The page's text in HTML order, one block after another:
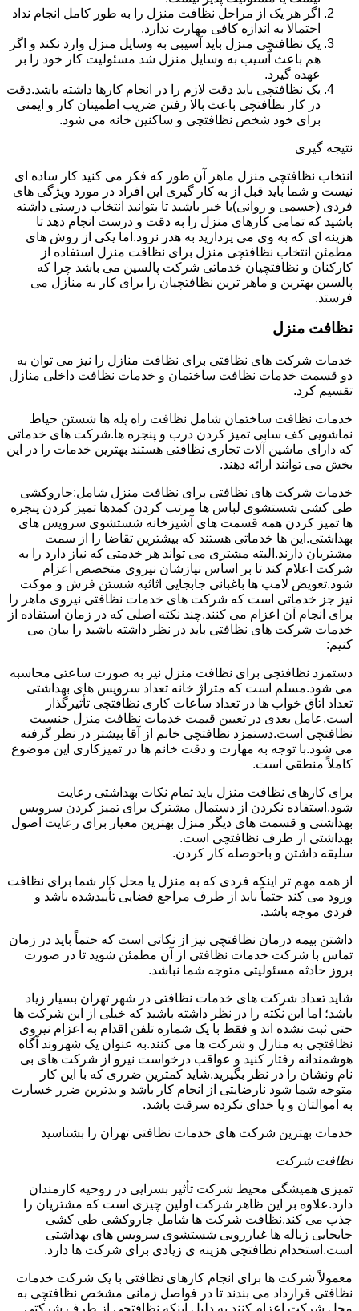
اگر هر یک از مراحل نظافت منزل را به طور کامل انجام نداد
احتمالا به اندازه کافی مهارت ندارد.
یک نظافتچی منزل باید آسیبی به وسایل منزل وارد نکند و اگر
هم باعث آسیب به وسایل منزل شد مسئولیت کار خود را بر
عهده گیرد.
یک نظافتچی باید دقت لازم را در انجام کارها داشته باشد.دقت
در کار نظافتچی باعث بالا رفتن ضریب اطمینان کار و ایمنی
برای خود شخص نظافتچی و ساکنین خانه می شود.
نتیجه گیری
انتخاب نظافتچی منزل ماهر آن طور که فکر می کنید کار ساده ای
نیست و شما باید قبل از به کار گیری این افراد در مورد ویژگی های
فردی (جسمی و روانی)با خبر باشید تا بتوانید انتخاب درستی داشته
باشید که تمامی کارهای منزل را به دقت و درست انجام دهد تا
هزینه ای که به وی می پردازید به هدر نرود.اما یکی از روش های
مطمئن انتخاب نظافتچی منزل برای نظافت منزل استفاده از
کارکنان و نظافتچیان خدماتی شرکت پالسین می باشد چرا که
پالسین بهترین و ماهر ترین نظافتچیان را برای کار به منازل می
فرستد.
نظافت منزل
خدمات شرکت های نظافتی برای نظافت منازل را نیز می توان به
دو قسمت خدمات نظافت ساختمان و خدمات نظافت داخلی منازل
تقسیم کرد.
خدمات نظافت ساختمان شامل نظافت راه پله ها شستن حیاط
نماشویی کف سابی تمیز کردن درب و پنجره ها.شرکت های خدماتی
که دارای ماشین آلات تجاری نظافتی هستند بهترین خدمات را در این
بخش می توانند ارائه دهند.
خدمات شرکت های نظافتی برای نظافت منزل شامل:جاروکشی
طی کشی شستشوی لباس ها مرتب کردن کمدها تمیز کردن پنجره
ها تمیز کردن همه قسمت های آشپزخانه شستشوی سرویس های
بهداشتی.این ها خدماتی هستند که بیشترین تقاضا را از سمت
مشتریان دارند.البته مشتری می تواند هر خدمتی که نیاز دارد را به
شرکت اعلام کند تا بر اساس نیازشان نیروی متخصص اعزام
شود.تعویض لامپ ها باغبانی جابجایی اثاثیه شستن فرش و موکت
نیز جز خدماتی است که شرکت های خدمات نظافتی نیروی ماهر را
برای انجام آن اعزام می کنند.چند نکته اصلی که در زمان استفاده از
خدمات شرکت های نظافتی باید در نظر داشته باشید را بیان می
کنیم:
دستمزد نظافتچی برای نظافت منزل نیز به صورت ساعتی محاسبه
می شود.مسلم است که متراژ خانه تعداد سرویس های بهداشتی
تعداد اتاق خواب ها در تعداد ساعات کاری نظافتچی تأثیرگذار
است.عامل بعدی در تعیین قیمت خدمات نظافت منزل جنسیت
نظافتچی است.دستمزد نظافتچی خانم از آقا بیشتر در نظر گرفته
می شود.با توجه به مهارت و دقت خانم ها در تمیزکاری این موضوع
کاملاً منطقی است.
برای کارهای نظافت منزل باید تمام نکات بهداشتی رعایت
شود.استفاده نکردن از دستمال مشترک برای تمیز کردن سرویس
بهداشتی و قسمت های دیگر منزل بهترین معیار برای رعایت اصول
بهداشتی از طرف نظافتچی است.
سلیقه داشتن و باحوصله کار کردن.
از همه مهم تر اینکه فردی که به منزل یا محل کار شما برای نظافت
ورود می کند حتماً باید از طرف مراجع قضایی تأییدشده باشد و
فردی موجه باشد.
داشتن بیمه درمان نظافتچی نیز از نکاتی است که حتماً باید در زمان
تماس با شرکت خدمات نظافتی از آن مطمئن شوید تا در صورت
بروز حادثه مسئولیتی متوجه شما نباشد.
شاید تعداد شرکت های خدمات نظافتی در شهر تهران بسیار زیاد
باشد؛ اما این نکته را در نظر داشته باشید که خیلی از این شرکت ها
حتی ثبت نشده اند و فقط با یک شماره تلفن اقدام به اعزام نیروی
نظافتچی به منازل و شرکت ها می کنند.به عنوان یک شهروند آگاه
هوشمندانه رفتار کنید و عواقب درخواست نیرو از شرکت های بی
نام ونشان را در نظر بگیرید.شاید کمترین ضرری که با این کار
متوجه شما شود نارضایتی از انجام کار باشد و بدترین ضرر خسارت
به اموالتان و یا خدای نکرده سرقت باشد.
خدمات بهترین شرکت های خدمات نظافتی تهران را بشناسید
نظافت شرکت
تمیزی همیشگی محیط شرکت تأثیر بسزایی در روحیه کارمندان
دارد.علاوه بر این ظاهر شرکت اولین چیزی است که مشتریان را
جذب می کند.نظافت شرکت ها شامل جاروکشی طی کشی
جابجایی زباله ها غبارروبی شستشوی سرویس های بهداشتی
است.استخدام نظافتچی هزینه ی زیادی برای شرکت ها دارد.
معمولاً شرکت ها برای انجام کارهای نظافتی با یک شرکت خدمات
نظافتی قرارداد می بندند تا در فواصل زمانی مشخص نظافتچی به
محل شرکت اعزام کنند.به دلیل اینکه نظافتچی از طرف شرکتی